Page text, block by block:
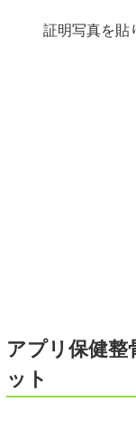
証明写真を貼
アプリ保健整
ット